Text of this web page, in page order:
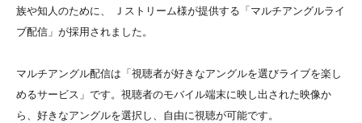
族や知人のために、 Ｊストリーム様が提供する「マルチアングルライ
ブ配信」が採用されました。
マルチアングル配信は「視聴者が好きなアングルを選びライブを楽し
めるサービス」です。視聴者のモバイル端末に映し出された映像か
ら、好きなアングルを選択し、自由に視聴が可能です。